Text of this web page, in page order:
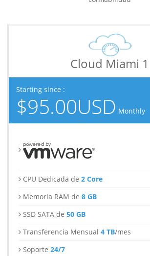
Cloud Miami 1
Starting since :
$95.00USD Monthly
CPU Dedicada de 2 Core
Memoria RAM de 8 GB
SSD SATA de 50 GB
Transferencia Mensual 4 TB/mes
Soporte 24/7